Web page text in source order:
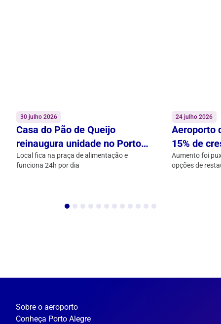
30 julho 2026
Casa do Pão de Queijo
reinaugura unidade no Porto
Alegre Airport
Local fica na praça de alimentação e
funciona 24h por dia
24 julho 2026
Aeroporto
15% de
operações
Aumento foi
opções de
Sobre o aeroporto
Conheça Porto Alegre